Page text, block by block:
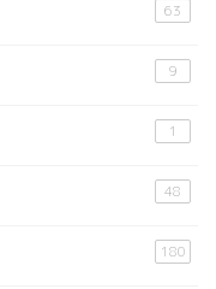
63
9
1
48
180